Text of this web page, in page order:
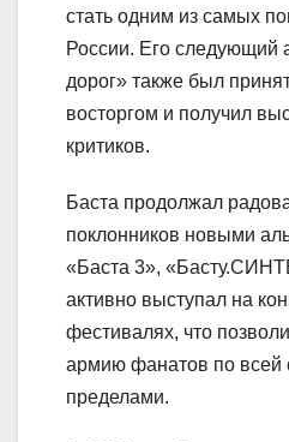
стать одним из самых
России. Его следующий
дорог» также был
восторгом и получил
критиков.
Баста продолжал
поклонников новыми
«Баста 3»,
активно выступал на
фестивалях, что
армию фанатов по всей
пределами.